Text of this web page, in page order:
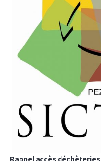
Rappel accès déchèteries